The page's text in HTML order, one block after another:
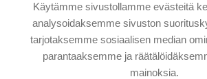
Käytämme sivustollamme evästeitä
analysoidaksemme sivuston
tarjotaksemme sosiaalisen median
parantaaksemme ja
mainoksia.
RESEVILLKOR
BRA ATT VETA
KONTAKTA OSS